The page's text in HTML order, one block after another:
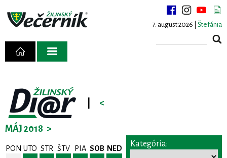
7. august 2026 | Štefánia
<
MÁJ 2018 >
PON UTO STR ŠTV PIA SOB NED Kategória: